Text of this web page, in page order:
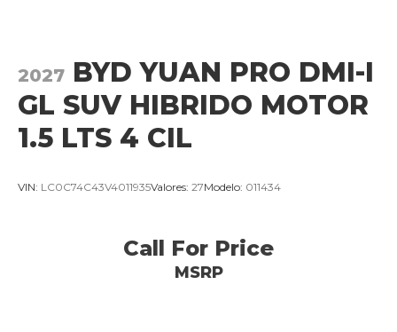
2027 BYD YUAN PRO DMI-I
GL SUV HIBRIDO MOTOR
1.5 LTS 4 CIL
VIN: LC0C74C43V4011935Valores: 27Modelo: 011434
Call For Price
MSRP